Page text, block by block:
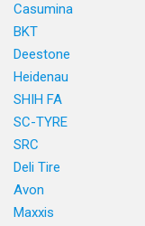
Casumina
BKT
Deestone
Heidenau
SHIH FA
SC-TYRE
SRC
Deli Tire
Avon
Maxxis